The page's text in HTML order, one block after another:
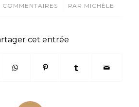
COMMENTAIRES
/ PAR MICHÈLE
cet entrée